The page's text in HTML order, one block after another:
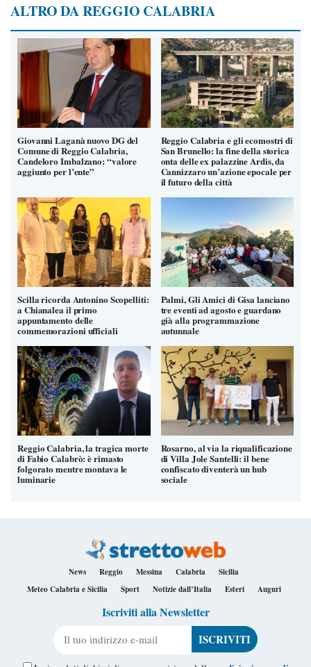
ALTRO DA REGGIO CALABRIA
Giovanni Laganà nuovo DG del
Comune di Reggio Calabria,
Candeloro Imbalzano: “valore
aggiunto per l’ente”
Reggio Calabria e gli ecomostri di
San Brunello: la fine della storica
onta delle ex palazzine Ardis, da
Cannizzaro un’azione epocale per
il futuro della città
Scilla ricorda Antonino Scopelliti:
a Chianalea il primo
appuntamento delle
commemorazioni ufficiali
Palmi, Gli Amici di Gisa lanciano
tre eventi ad agosto e guardano
già alla programmazione
autunnale
Reggio Calabria, la tragica morte
di Fabio Calabrò: è rimasto
folgorato mentre montava le
luminarie
Rosarno, al via la riqualificazione
di Villa Jole Santelli: il bene
confiscato diventerà un hub
sociale
News Reggio Messina Calabria
Sicilia
Meteo Calabria e Sicilia
Sport Notizie dall’Italia Esteri Auguri
Iscriviti alla Newsletter